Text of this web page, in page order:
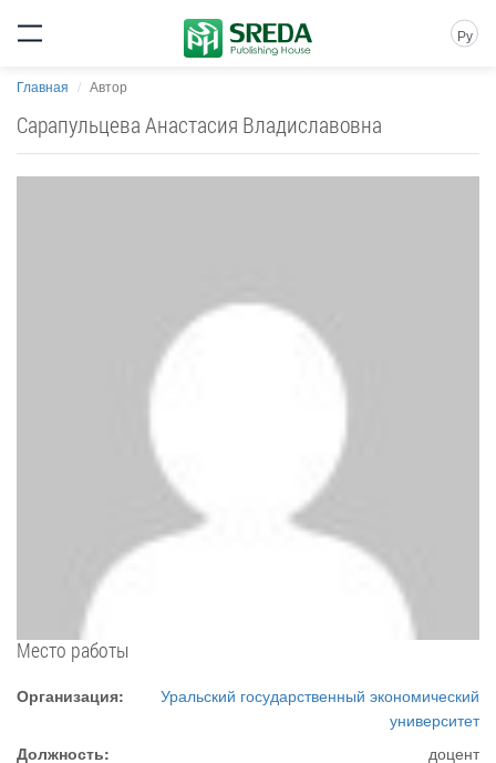
Ру
Главная Автор
Сарапульцева Анастасия Владиславовна
Место работы
Организация:
Уральский государственный экономический
университет
Должность:
доцент